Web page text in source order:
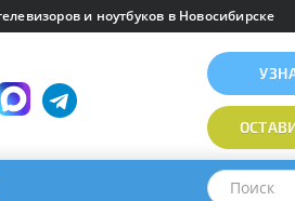
и ноутбуков в Новосибирске